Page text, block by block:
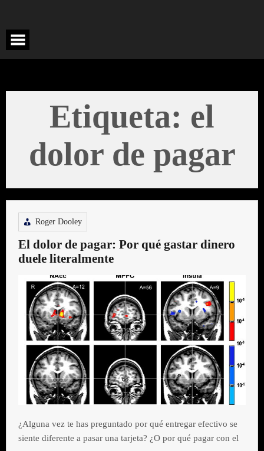
Etiqueta: el
dolor de pagar
Roger Dooley
El dolor de pagar: Por qué gastar dinero
duele literalmente
¿Alguna vez te has preguntado por qué entregar efectivo se
siente diferente a pasar una tarjeta? ¿O por qué pagar con el